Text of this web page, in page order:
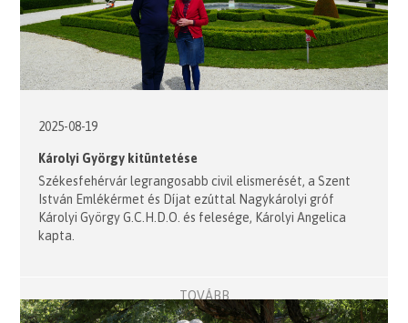
2025-08-19
Károlyi György kitüntetése
Székesfehérvár legrangosabb civil elismerését, a Szent
István Emlékérmet és Díjat ezúttal Nagykárolyi gróf
Károlyi György G.C.H.D.O. és felesége, Károlyi Angelica
kapta.
TOVÁBB